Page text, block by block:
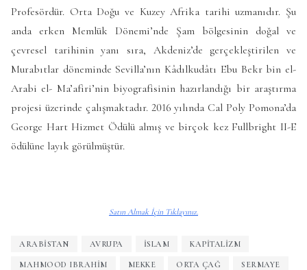
Profesördür. Orta Doğu ve Kuzey Afrika tarihi uzmanıdır. Şu
anda erken Memlük Dönemi’nde Şam bölgesinin doğal ve
çevresel tarihinin yanı sıra, Akdeniz’de gerçekleştirilen ve
Murabıtlar döneminde Sevilla’nın Kâdılkudâtı Ebu Bekr bin el-
Arabi el- Ma’afiri’nin biyografisinin hazırlandığı bir araştırma
projesi üzerinde çalışmaktadır. 2016 yılında Cal Poly Pomona’da
George Hart Hizmet Ödülü almış ve birçok kez Fullbright II-E
ödülüne layık görülmüştür.
Satın Almak İçin Tıklayınız.
ARABISTAN AVRUPA İSLAM KAPITALIZM
MAHMOOD IBRAHIM MEKKE ORTA ÇAĞ SERMAYE